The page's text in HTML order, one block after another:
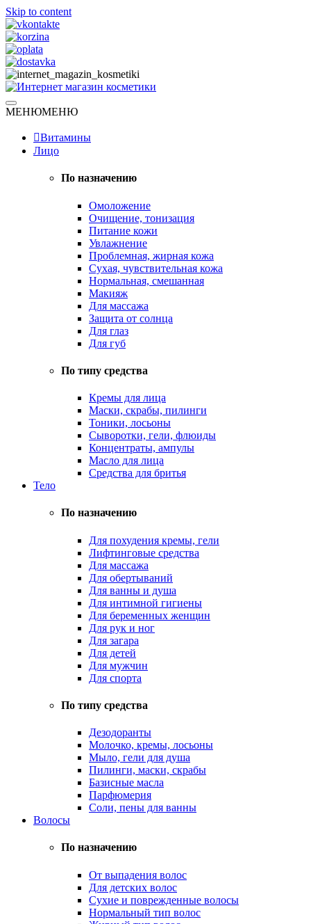
Skip to content
Интернет магазин косметики
Натуральная косметика
МЕНЮМЕНЮ
Витамины
Лицо
По назначению
Омоложение
Очищение, тонизация
Питание кожи
Увлажнение
Проблемная, жирная кожа
Сухая, чувствительная кожа
Нормальная, смешанная
Макияж
Для массажа
Защита от солнца
Для глаз
Для губ
По типу средства
Кремы для лица
Маски, скрабы, пилинги
Тоники, лосьоны
Сыворотки, гели, флюиды
Концентраты, ампулы
Масло для лица
Средства для бритья
Тело
По назначению
Для похудения кремы, гели
Лифтинговые средства
Для массажа
Для обертываний
Для ванны и душа
Для интимной гигиены
Для беременных женщин
Для рук и ног
Для загара
Для детей
Для мужчин
Для спорта
По типу средства
Дезодоранты
Молочко, кремы, лосьоны
Мыло, гели для душа
Пилинги, маски, скрабы
Базисные масла
Парфюмерия
Соли, пены для ванны
Волосы
По назначению
От выпадения волос
Для детских волос
Сухие и поврежденные волосы
Нормальный тип волос